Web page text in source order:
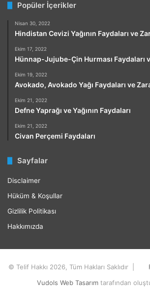
Popüler İçerikler
Nisan 30, 2022
Hindistan Cevizi Yağının Faydaları ve
Ekim 17, 2022
Hünnap-Jujube-Çin Hurması Faydaları
Ekim 19, 2022
Avokado, Avokado Yağı Faydaları ve
Ekim 21, 2022
Defne Yaprağı ve Yağının Faydaları
Ekim 21, 2022
Civan Perçemi Faydaları
Sayfalar
Disclaimer
Hüküm & Koşullar
Gizlilik Politikası
Hakkımızda
© Telif Hakkı 2026, Tüm Hakları Saklıdır |
Vudols Web Tasarım tarafından